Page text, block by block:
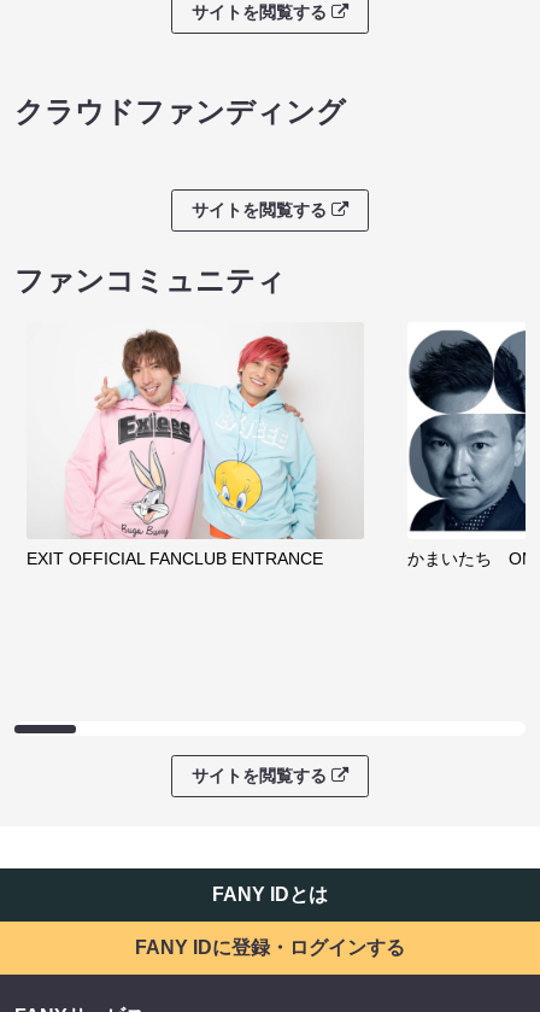
サイトを閲覧する
クラウドファンディング
サイトを閲覧する
ファンコミュニティ
EXIT OFFICIAL FANCLUB ENTRANCE かまいたち
サイトを閲覧する
FANY IDとは
FANY IDに登録・ログインする